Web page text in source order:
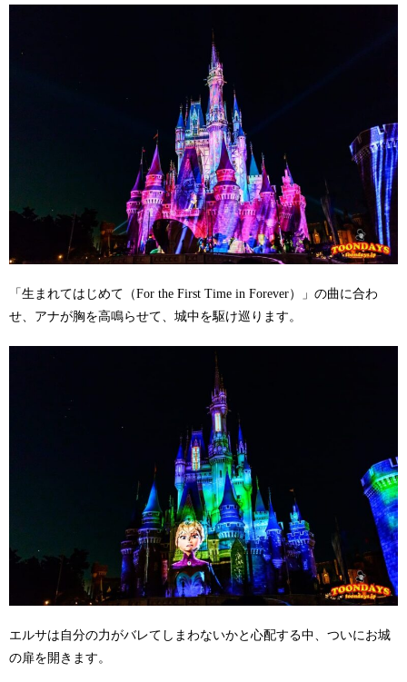
「生まれてはじめて（For the First Time in Forever）」の曲に合わ
せ、アナが胸を高鳴らせて、城中を駆け巡ります。
エルサは自分の力がバレてしまわないかと心配する中、ついにお城
の扉を開きます。